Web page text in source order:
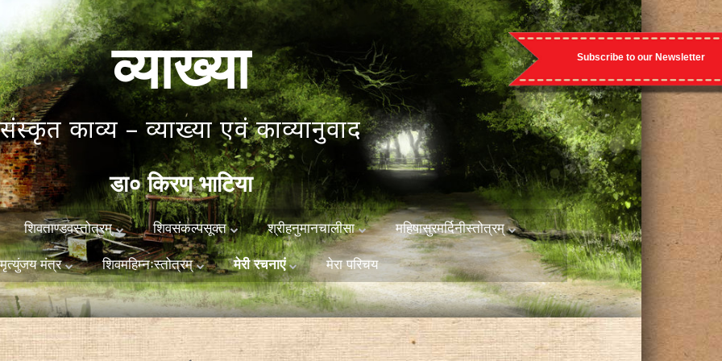
व्याख्या
संस्कृत काव्य – व्याख्या एवं काव्यानुवाद
डा० किरण भाटिया
Skip
to
content
शिवताण्डवस्तोत्रम् शिवसंकल्पसूक्त श्रीहनुमानचालीसा
महिषासुरमर्दिनीस्तोत्रम्
मंत्र
शिवमहिम्नःस्तोत्रम् मेरी रचनाएं मेरा परिचय
Subscribe to our Newsletter